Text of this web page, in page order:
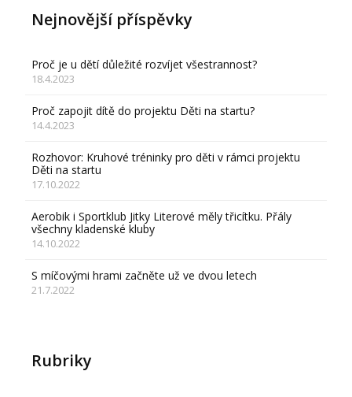
Nejnovější příspěvky
Proč je u dětí důležité rozvíjet všestrannost?
18.4.2023
Proč zapojit dítě do projektu Děti na startu?
14.4.2023
Rozhovor: Kruhové tréninky pro děti v rámci projektu
Děti na startu
17.10.2022
Aerobik i Sportklub Jitky Literové měly třicítku. Přály
všechny kladenské kluby
14.10.2022
S míčovými hrami začněte už ve dvou letech
21.7.2022
Rubriky